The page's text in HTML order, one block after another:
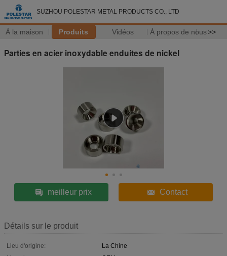
SUZHOU POLESTAR METAL PRODUCTS CO., LTD
À la maison Produits Vidéos À propos de nous>>
Parties en acier inoxydable enduites de nickel
meilleur prix Contact
Détails sur le produit
Lieu d'origine:
La Chine